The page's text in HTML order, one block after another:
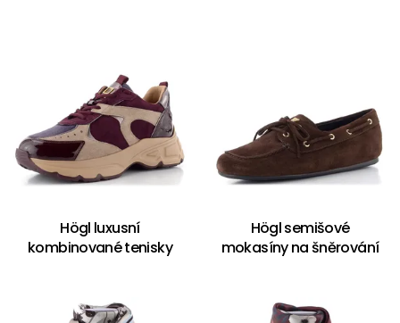
Högl luxusní
kombinované tenisky
Högl semišové
mokasíny na šněrování